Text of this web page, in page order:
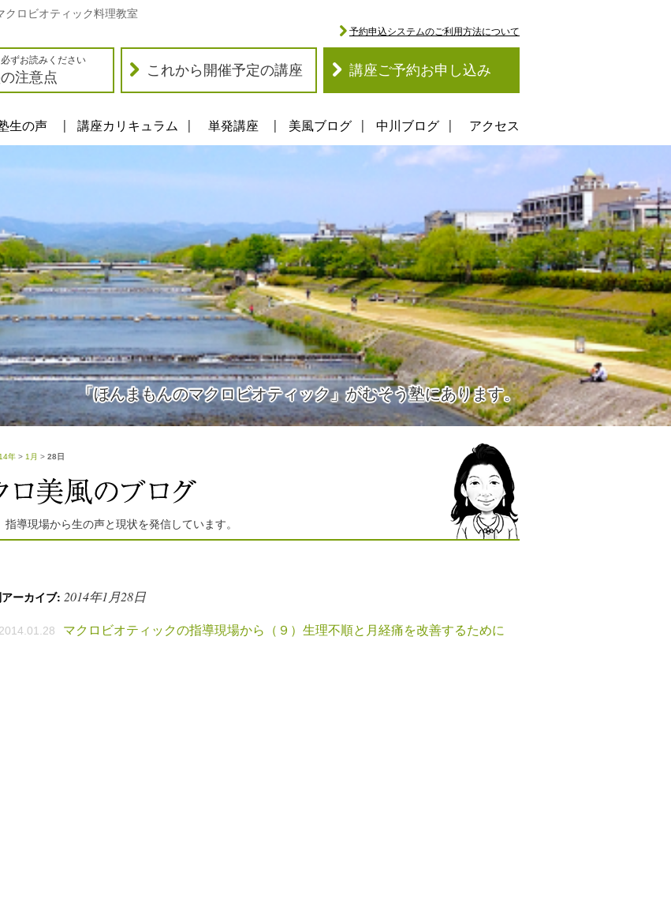
クロビオティック料理教室
ずお読みください
注意点 これから開催予定の講座 講座ご予約お申し込み
予約申込システムのご利用方法について
生の声 講座カリキュラム 単発講座 美風ブログ 中川ブログ アクセス
「ほんまもんのマクロビオティック」がむそう塾にあります。
年 > 1月 > 28日
導現場から生の声と現状を発信しています。
ーカイブ: 2014年1月28日
2014.01.28 マクロビオティックの指導現場から（９）生理不順と月経痛を改善するために